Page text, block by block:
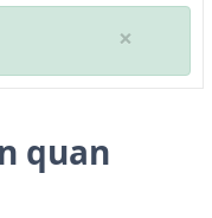
×
quan